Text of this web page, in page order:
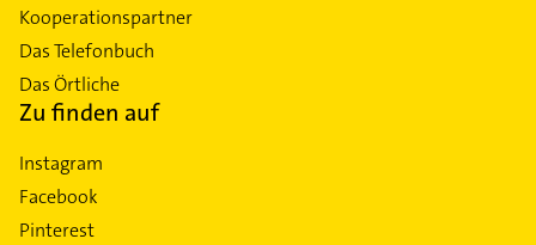
Kooperationspartner
Das Telefonbuch
Das Örtliche
Zu finden auf
Instagram
Facebook
Pinterest